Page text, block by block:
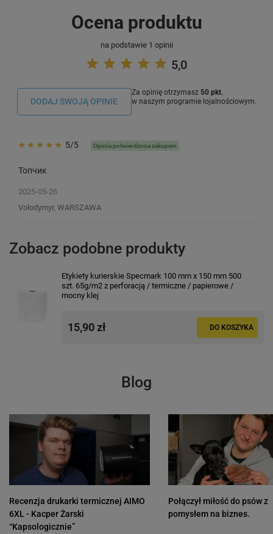
Ocena produktu
na podstawie 1 opinii
5,0
DODAJ SWOJĄ OPINIE
Za opinię otrzymasz 50 pkt.
w naszym programie lojalnościowym.
5/5 Opinia potwierdzona zakupem
Топчик
2025-05-26
Volodymyr, WARSZAWA
Zobacz podobne produkty
Etykiety kurierskie Specmark 100 mm x 150 mm 500
szt. 65g/m2 z perforacją / termiczne / papierowe /
mocny klej
15,90 zł DO KOSZYKA
Blog
Recenzja drukarki termicznej AIMO
6XL - Kacper Żarski
“Kapsologicznie”
Połączył miłość do psów z
pomysłem na biznes.